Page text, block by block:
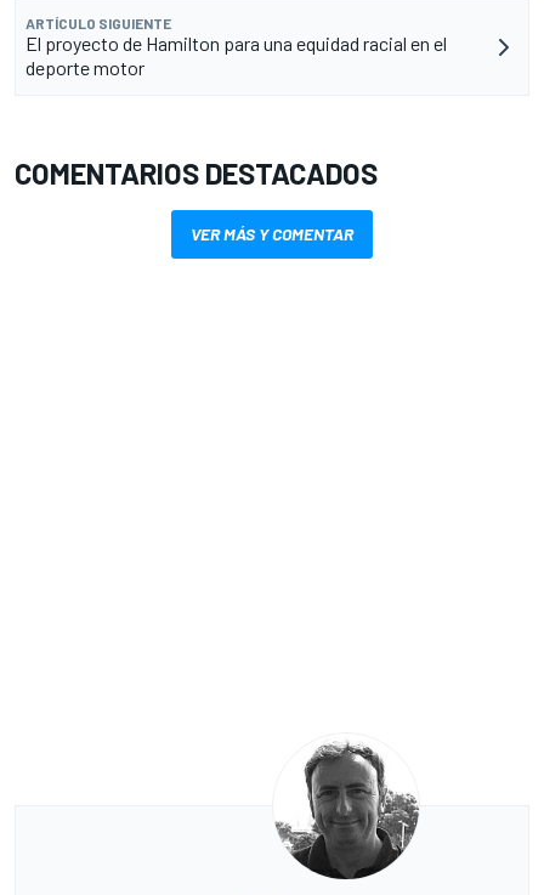
ARTÍCULO SIGUIENTE
El proyecto de Hamilton para una equidad racial en el
deporte motor
COMENTARIOS DESTACADOS
VER MÁS Y COMENTAR